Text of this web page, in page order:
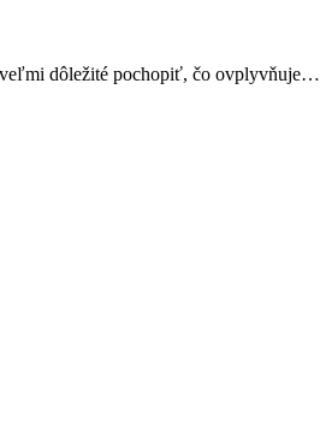
veľmi dôležité pochopiť, čo ovplyvňuje…